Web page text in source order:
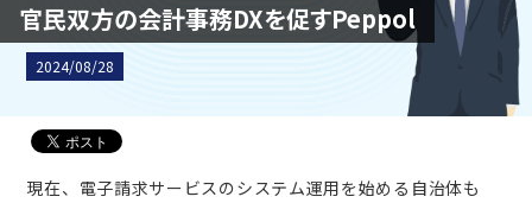
官民双方の会計事務DXを促すPeppol
2024/08/28
現在、電子請求サービスのシステム運用を始める自治体も